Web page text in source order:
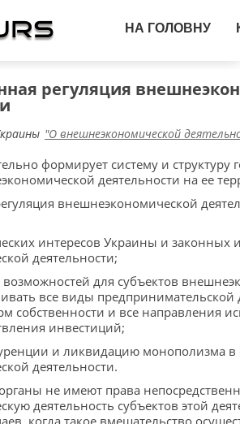
НА ГОЛОВНУ
регуляция
"О внешнеэкономической
формирует систему и структуру
деятельности на ее
внешнеэкономической
интересов Украины и законных
деятельности;
для субъектов
все виды предпринимательской
собственности и все направления
инвестиций;
и ликвидацию монополизма в
деятельности.
органы не имеют права
деятельность субъектов этой
когда такое вмешательство